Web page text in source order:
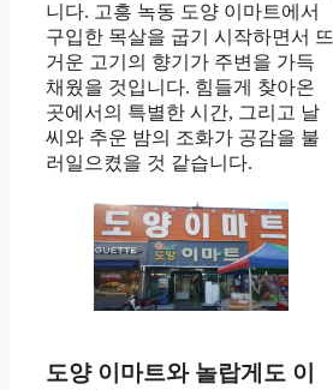
니다. 고흥 녹동 도양 이마트에서
구입한 목살을 굽기 시작하면서 뜨
거운 고기의 향기가 주변을 가득
채웠을 것입니다. 힘들게 찾아온
곳에서의 특별한 시간, 그리고 날
씨와 추운 밤의 조화가 공감을 불
러일으켰을 것 같습니다.
도양 이마트와 놀랍게도 이